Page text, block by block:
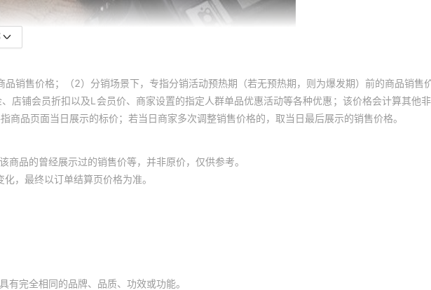
销售价格；（2）分销场景下，专指分销活动预热期（若无预热期，则为爆发期）前的商品销售
铺会员折扣以及L会员价、商家设置的指定人群单品优惠活动等各种优惠；该价格会计算其他
品页面当日展示的标价；若当日商家多次调整销售价格的，取当日最后展示的销售价格。
品的曾经展示过的销售价等，并非原价，仅供参考。
，最终以订单结算页价格为准。
完全相同的品牌、品质、功效或功能。